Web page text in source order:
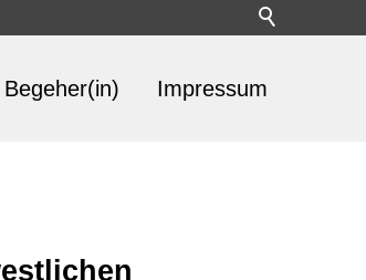
Impressum